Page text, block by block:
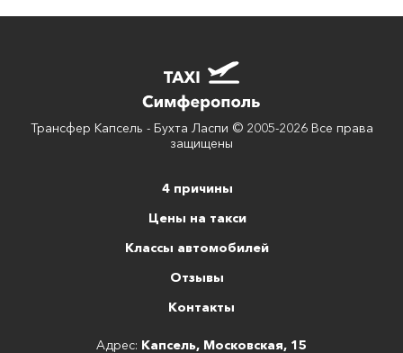
Трансфер Капсель - Бухта Ласпи © 2005-2026 Все права
защищены
4 причины
Цены на такси
Классы автомобилей
Отзывы
Контакты
Адрес: Капсель, Московская, 15